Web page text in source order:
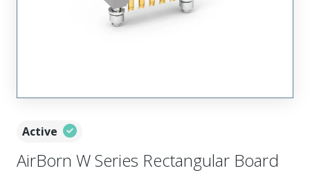
Active
AirBorn W Series Rectangular Board